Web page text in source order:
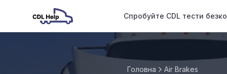
Спробуйте CDL тести
Головна Air Brakes